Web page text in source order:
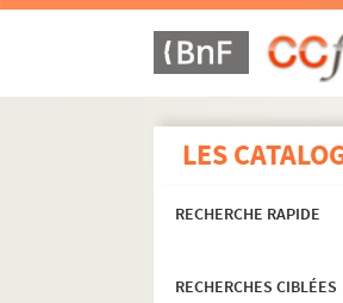
LES
RECHERCHE RAPIDE
RECHERCHES CIBLÉES